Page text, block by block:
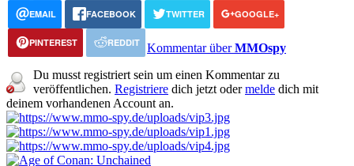
EMAIL FACEBOOK TWITTER GOOGLE+
PINTEREST REDDIT Kommentar überMMOspy
Du musst registriert sein um einen Kommentar zu
veröffentlichen. Registriere dich jetzt odermelde dich mit
deinem vorhandenen Account an.